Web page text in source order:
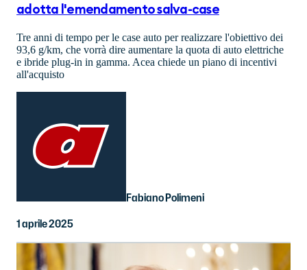
adotta l'emendamento salva-case
Tre anni di tempo per le case auto per realizzare l'obiettivo dei
93,6 g/km, che vorrà dire aumentare la quota di auto elettriche
e ibride plug-in in gamma. Acea chiede un piano di incentivi
all'acquisto
Fabiano Polimeni
1 aprile 2025